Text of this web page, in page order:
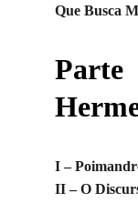
Que Busca
I –
II – O